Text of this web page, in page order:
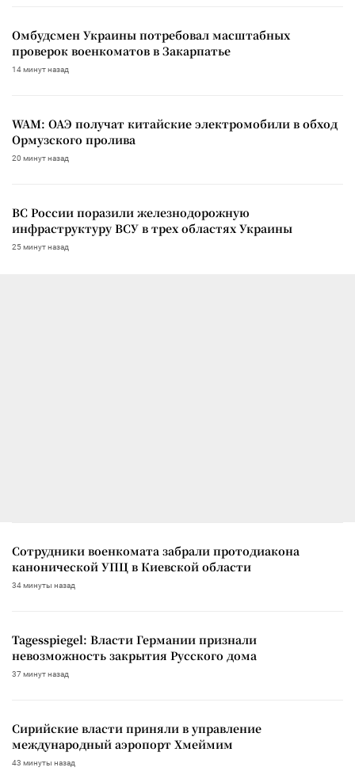
Омбудсмен Украины потребовал масштабных
проверок военкоматов в Закарпатье
14 минут назад
WAM: ОАЭ получат китайские электромобили в обход
Ормузского пролива
20 минут назад
ВС России поразили железнодорожную
инфраструктуру ВСУ в трех областях Украины
25 минут назад
Сотрудники военкомата забрали протодиакона
канонической УПЦ в Киевской области
34 минуты назад
Tagesspiegel: Власти Германии признали
невозможность закрытия Русского дома
37 минут назад
Сирийские власти приняли в управление
международный аэропорт Хмеймим
43 минуты назад